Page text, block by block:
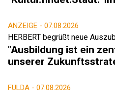
ANZEIGE - 07.08.2026
HERBERT begrüßt neue
"Ausbildung ist ein
unserer
FULDA - 07.08.2026